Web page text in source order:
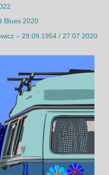
Blues 2020
– 29.09.1954 / 27.07.2020